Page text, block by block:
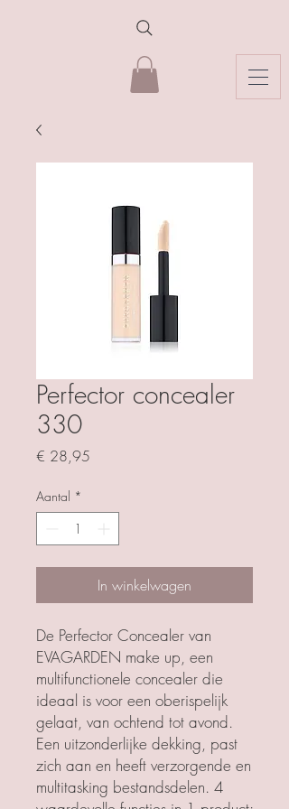
Perfector concealer
330
€ 28,95
Aantal *
In winkelwagen
De Perfector Concealer van
EVAGARDEN make up, een
multifunctionele concealer die
ideaal is voor een oberispelijk
gelaat, van ochtend tot avond.
Een uitzonderlijke dekking, past
zich aan en heeft verzorgende en
multitasking bestandsdelen. 4